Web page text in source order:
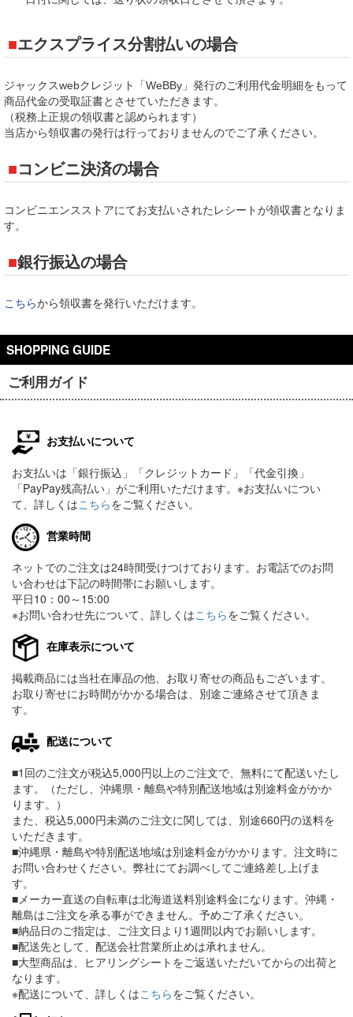
エクスプライス分割払いの場合
ジャックスwebクレジット「WeBBy」発行のご利用代金明細をもって
商品代金の受取証書とさせていただきます。
（税務上正規の領収書と認められます）
当店から領収書の発行は行っておりませんのでご了承ください。
コンビニ決済の場合
コンビニエンスストアにてお支払いされたレシートが領収書となりま
す。
銀行振込の場合
こちらから領収書を発行いただけます。